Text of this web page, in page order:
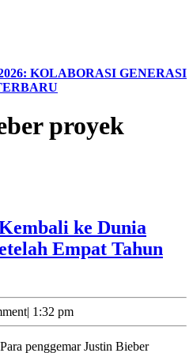
KOLABORASI GENERASI
proyek
ke Dunia
Empat Tahun
| 1:32 pm